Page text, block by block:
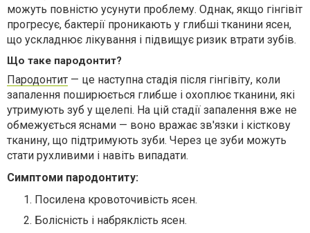
можуть повністю усунути проблему. Однак, якщо гінгівіт
прогресує, бактерії проникають у глибші тканини ясен,
що ускладнює лікування і підвищує ризик втрати зубів.
Що таке пародонтит?
Пародонтит — це наступна стадія після гінгівіту, коли
запалення поширюється глибше і охоплює тканини, які
утримують зуб у щелепі. На цій стадії запалення вже не
обмежується яснами — воно вражає зв'язки і кісткову
тканину, що підтримують зуби. Через це зуби можуть
стати рухливими і навіть випадати.
Симптоми пародонтиту:
Посилена кровоточивість ясен.
Болісність і набряклість ясен.